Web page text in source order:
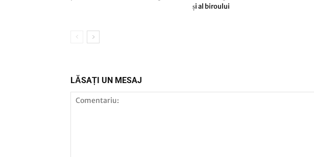
și al biroului
LĂSAȚI UN MESAJ